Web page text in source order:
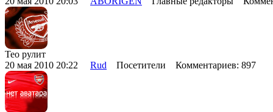
Тео рулит
20 мая 2010 20:22 Rud Посетители Комментариев: 897